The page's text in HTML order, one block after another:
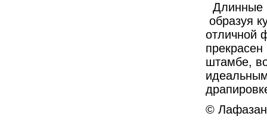
Длинные
образуя
отличной
штамбе,
©